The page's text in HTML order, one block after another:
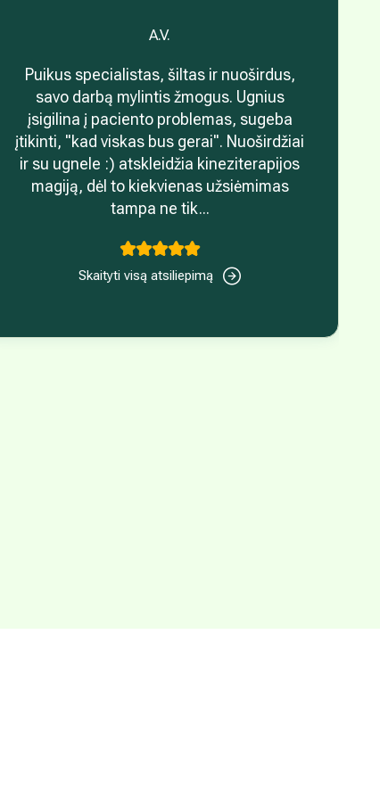
A.V.
Puikus specialistas, šiltas ir nuoširdus,
savo darbą mylintis žmogus. Ugnius
įsigilina į paciento problemas, sugeba
įtikinti, "kad viskas bus gerai". Nuoširdžiai
ir su ugnele :) atskleidžia kineziterapijos
magiją, dėl to kiekvienas užsiėmimas
tampa ne tik...
Skaityti visą atsiliepimą